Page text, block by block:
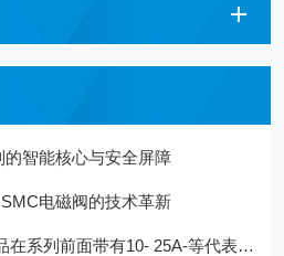
智能核心与安全屏障
电磁阀的技术革新
系列前面带有10- 25A-等代表含义